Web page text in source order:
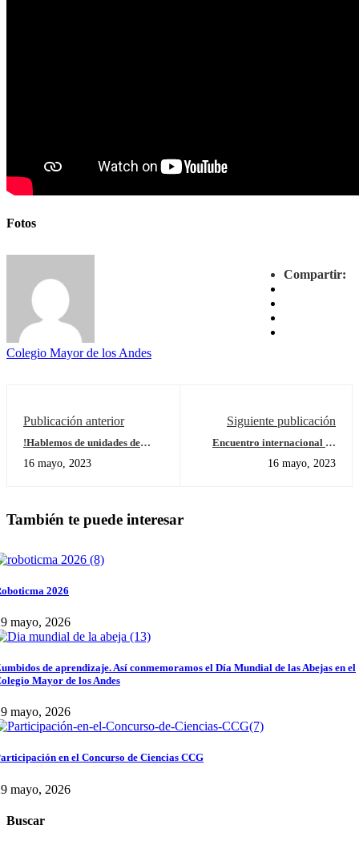
Fotos
Compartir:
Colegio Mayor de los Andes
Publicación anterior
!Hablemos de unidades de
16 mayo, 2023
Siguiente publicación
Encuentro internacional de
EE.UU.
16 mayo, 2023
También te puede interesar
2026
mayo, 2026
de aprendizaje. Así conmemoramos el Día Mundial de las Abejas en el
Mayor de los Andes
mayo, 2026
en el Concurso de Ciencias CCG
mayo, 2026
Buscar